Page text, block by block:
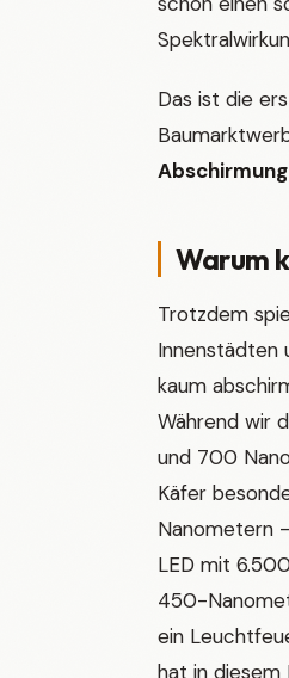
Das ist die
Warum
Trotzdem
Innenstädten
kaum
Während wir
und 700
Käfer
Nanometern
LED mit
450-
ein
hat in